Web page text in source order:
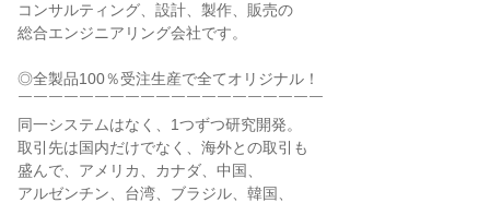
コンサルティング、設計、製作、販売の
総合エンジニアリング会社です。
◎全製品100％受注生産で全てオリジナル！
￣￣￣￣￣￣￣￣￣￣￣￣￣￣￣￣￣￣￣￣
同一システムはなく、1つずつ研究開発。
取引先は国内だけでなく、海外との取引も
盛んで、アメリカ、カナダ、中国、
アルゼンチン、台湾、ブラジル、韓国、